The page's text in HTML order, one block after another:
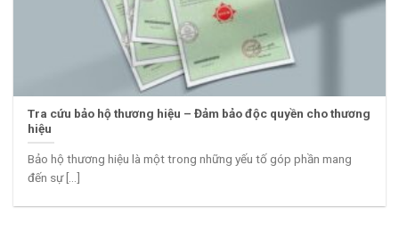
Tra cứu bảo hộ thương hiệu – Đảm bảo độc quyền cho thương
hiệu
Bảo hộ thương hiệu là một trong những yếu tố góp phần mang
đến sự [...]